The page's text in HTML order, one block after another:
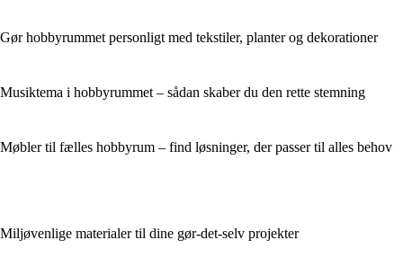
Gør hobbyrummet personligt med tekstiler, planter og dekorationer
Musiktema i hobbyrummet – sådan skaber du den rette stemning
Møbler til fælles hobbyrum – find løsninger, der passer til alles behov
Miljøvenlige materialer til dine gør-det-selv projekter